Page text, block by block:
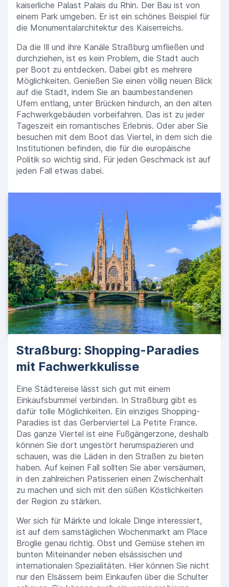
kaiserliche Palast Palais du Rhin. Der Bau ist von
einem Park umgeben. Er ist ein schönes Beispiel für
die Monumentalarchitektur des Kaiserreichs.
Da die Ill und ihre Kanäle Straßburg umfließen und
durchziehen, ist es kein Problem, die Stadt auch
per Boot zu entdecken. Dabei gibt es mehrere
Möglichkeiten. Genießen Sie einen völlig neuen Blick
auf die Stadt, indem Sie an baumbestandenen
Ufern entlang, unter Brücken hindurch, an den alten
Fachwerkgebäuden vorbeifahren. Das ist zu jeder
Tageszeit ein romantisches Erlebnis. Oder aber Sie
besuchen mit dem Boot das Viertel, in dem sich die
Institutionen befinden, die für die europäische
Politik so wichtig sind. Für jeden Geschmack ist auf
jeden Fall etwas dabei.
Straßburg: Shopping-Paradies
mit Fachwerkkulisse
Eine Städtereise lässt sich gut mit einem
Einkaufsbummel verbinden. In Straßburg gibt es
dafür tolle Möglichkeiten. Ein einziges Shopping-
Paradies ist das Gerberviertel La Petite France.
Das ganze Viertel ist eine Fußgängerzone, deshalb
können Sie dort ungestört herumspazieren und
schauen, was die Läden in den Straßen zu bieten
haben. Auf keinen Fall sollten Sie aber versäumen,
in den zahlreichen Patisserien einen Zwischenhalt
zu machen und sich mit den süßen Köstlichkeiten
der Region zu stärken.
Wer sich für Märkte und lokale Dinge interessiert,
ist auf dem samstäglichen Wochenmarkt am Place
Broglie genau richtig. Obst und Gemüse stehen im
bunten Miteinander neben elsässischen und
internationalen Spezialitäten. Hier können Sie nicht
nur den Elsässern beim Einkaufen über die Schulter